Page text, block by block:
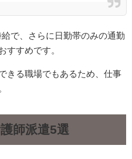
で、さらに日勤帯のみの通勤
すすめです。
きる職場でもあるため、仕事
師派遣5選